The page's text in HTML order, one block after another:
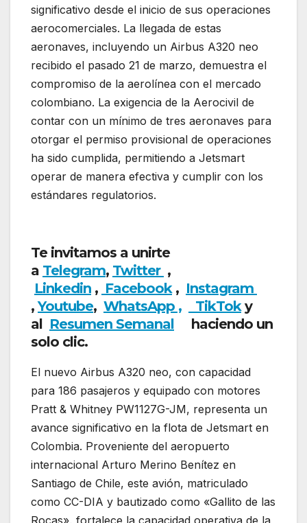
significativo desde el inicio de sus operaciones
aerocomerciales. La llegada de estas
aeronaves, incluyendo un Airbus A320 neo
recibido el pasado 21 de marzo, demuestra el
compromiso de la aerolínea con el mercado
colombiano. La exigencia de la Aerocivil de
contar con un mínimo de tres aeronaves para
otorgar el permiso provisional de operaciones
ha sido cumplida, permitiendo a Jetsmart
operar de manera efectiva y cumplir con los
estándares regulatorios.
Te invitamos a unirte
a Telegram, Twitter ,
Linkedin , Facebook, Instagram
,Youtube, WhatsApp , TikToky
al Resumen Semanal haciendo un
solo clic.
El nuevo Airbus A320 neo, con capacidad
para 186 pasajeros y equipado con motores
Pratt & Whitney PW1127G-JM, representa un
avance significativo en la flota de Jetsmart en
Colombia. Proveniente del aeropuerto
internacional Arturo Merino Benítez en
Santiago de Chile, este avión, matriculado
como CC-DIA y bautizado como «Gallito de las